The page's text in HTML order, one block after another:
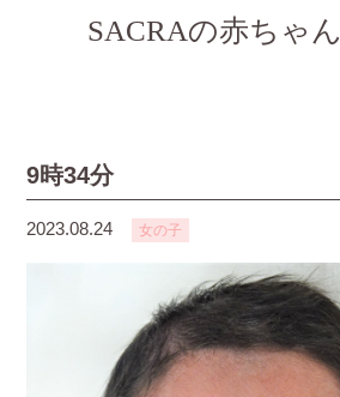
SACRAの赤ちゃん
9時34分
2023.08.24 女の子